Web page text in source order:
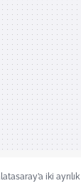
iki